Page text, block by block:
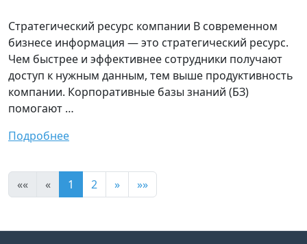
Стратегический ресурс компании В современном
бизнесе информация — это стратегический ресурс.
Чем быстрее и эффективнее сотрудники получают
доступ к нужным данным, тем выше продуктивность
компании. Корпоративные базы знаний (БЗ)
помогают …
Подробнее
«« « 1 2 » »»